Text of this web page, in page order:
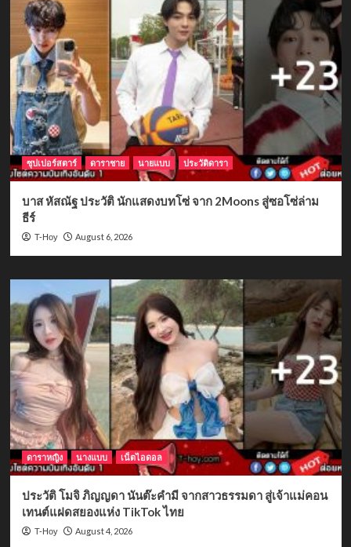
ซุปเปอร์สตาร์ ดาราชาย นายแบบ ประวัติดารา
บาส หัสณัฐ ประวัติ นักแสดงบทโซ่ จาก 2Moons สู่ซอโซ่ล่าม
ธีร์
T-Hoy August 6, 2026
ดาราหญิง นางแบบ เน็ตไอดอล
ประวัติ โมจิ ภิญญดา นันต๊ะคำมี จากสาวธรรมดา สู่เจ้าแม่คอน
เทนต์แฝดสยองแห่ง TikTok ไทย
T-Hoy August 4, 2026